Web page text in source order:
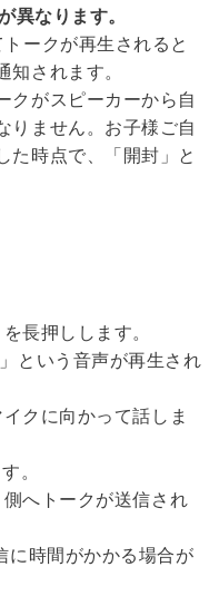
異なります。
ークが再生されると
されます。
クがスピーカーから自
りません。お子様ご自
た時点で、「開封」と
長押しします。
という音声が再生され
クに向かって話しま
。
へトークが送信され
時間がかかる場合が